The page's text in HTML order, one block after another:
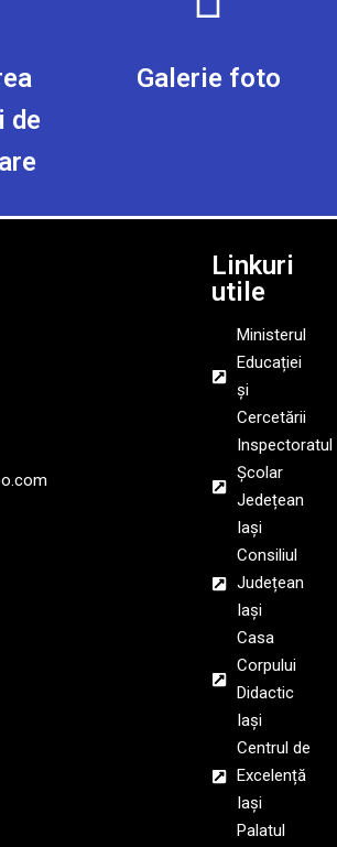
de
Galerie foto
Linkuri
utile
Ministerul
Educației
și
Cercetării
Inspectoratul
Școlar
Jedețean
Iași
Consiliul
Județean
Iași
Casa
Corpului
Didactic
Iași
Centrul de
Excelență
Iași
Palatul